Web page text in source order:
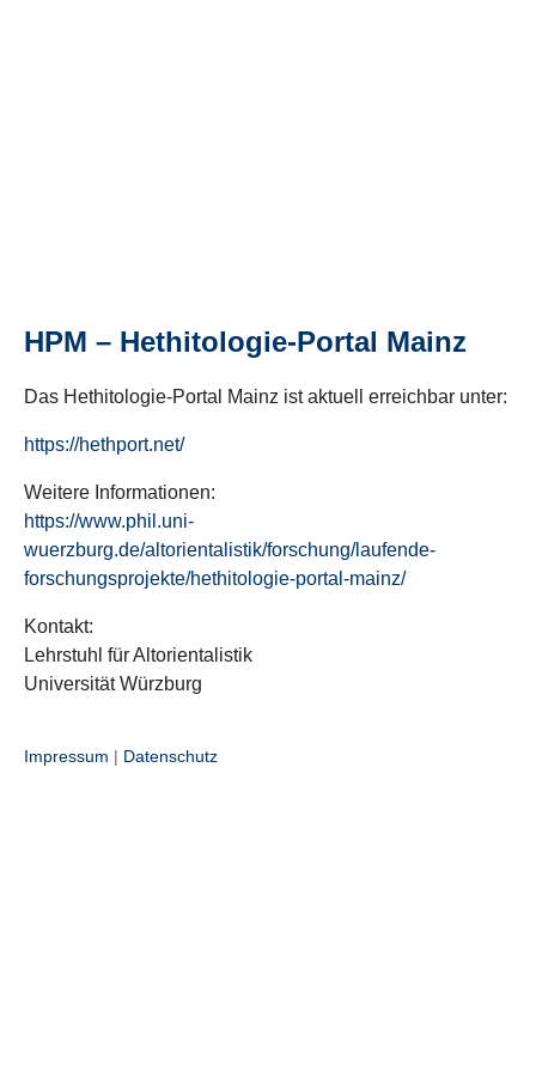
HPM – Hethitologie-Portal Mainz
Das Hethitologie-Portal Mainz ist aktuell erreichbar unter:
https://hethport.net/
Weitere Informationen:
https://www.phil.uni-
wuerzburg.de/altorientalistik/forschung/laufende-
forschungsprojekte/hethitologie-portal-mainz/
Kontakt:
Lehrstuhl für Altorientalistik
Universität Würzburg
Impressum | Datenschutz